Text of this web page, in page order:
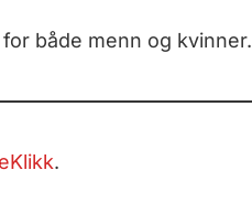
både menn og kvinner.
.